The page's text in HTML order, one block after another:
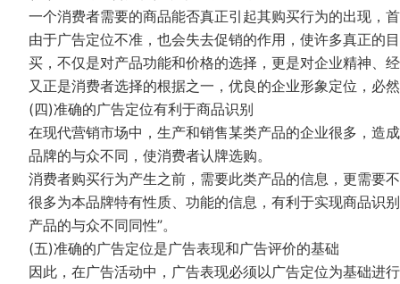
一个消费者需要的商品能否真正引起其购买行为的出现，
由于广告定位不准，也会失去促销的作用，使许多真正的
买，不仅是对产品功能和价格的选择，更是对企业精神、
又正是消费者选择的根据之一，优良的企业形象定位，必
(四)准确的广告定位有利于商品识别
在现代营销市场中，生产和销售某类产品的企业很多，造
品牌的与众不同，使消费者认牌选购。
消费者购买行为产生之前，需要此类产品的信息，更需要
很多为本品牌特有性质、功能的信息，有利于实现商品识
产品的与众不同同性”。
(五)准确的广告定位是广告表现和广告评价的基础
因此，在广告活动中，广告表现必须以广告定位为基础进